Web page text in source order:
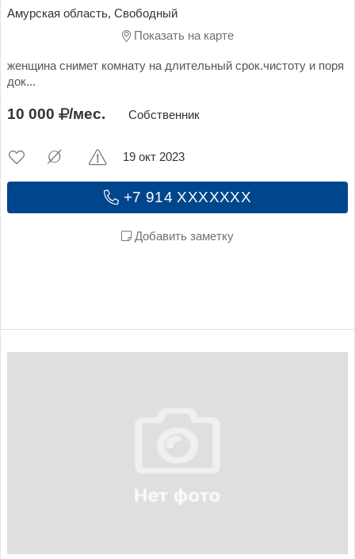
Амурская область, Свободный
Показать на карте
женщина снимет комнату на длительный срок.чистоту и поря
док...
10 000 /мес. Собственник
+7 914 XXXXXXX
Добавить заметку
19 окт 2023